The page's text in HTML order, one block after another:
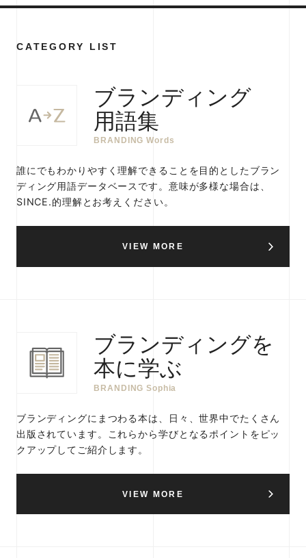
CATEGORY LIST
ブランディング
用語集
BRANDING Words
誰にでもわかりやすく理解できることを目的としたブラン
ディング用語データベースです。意味が多様な場合は、
SINCE.的理解とお考えください。
VIEW MORE
ブランディングを
本に学ぶ
BRANDING Sophia
ブランディングにまつわる本は、日々、世界中でたくさん
出版されています。これらから学びとなるポイントをピッ
クアップしてご紹介します。
VIEW MORE